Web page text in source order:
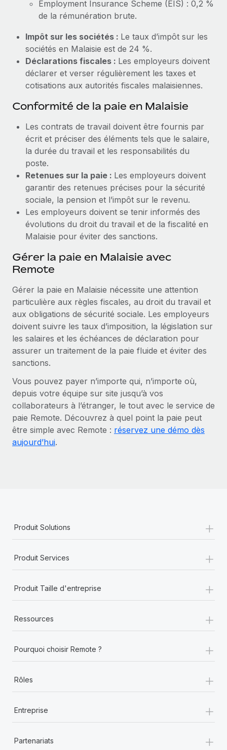
Employment Insurance Scheme (EIS) : 0,2 %
de la rémunération brute.
Impôt sur les sociétés : Le taux d’impôt sur les
sociétés en Malaisie est de 24 %.
Déclarations fiscales : Les employeurs doivent
déclarer et verser régulièrement les taxes et
cotisations aux autorités fiscales malaisiennes.
Conformité de la paie en Malaisie
Les contrats de travail doivent être fournis par
écrit et préciser des éléments tels que le salaire,
la durée du travail et les responsabilités du
poste.
Retenues sur la paie : Les employeurs doivent
garantir des retenues précises pour la sécurité
sociale, la pension et l’impôt sur le revenu.
Les employeurs doivent se tenir informés des
évolutions du droit du travail et de la fiscalité en
Malaisie pour éviter des sanctions.
Gérer la paie en Malaisie avec
Remote
Gérer la paie en Malaisie nécessite une attention
particulière aux règles fiscales, au droit du travail et
aux obligations de sécurité sociale. Les employeurs
doivent suivre les taux d’imposition, la législation sur
les salaires et les échéances de déclaration pour
assurer un traitement de la paie fluide et éviter des
sanctions.
Vous pouvez payer n’importe qui, n’importe où,
depuis votre équipe sur site jusqu’à vos
collaborateurs à l’étranger, le tout avec le service de
paie Remote. Découvrez à quel point la paie peut
être simple avec Remote : réservez une démo dès
aujourd’hui.
Produit Solutions +
Produit Services +
Produit Taille d'entreprise +
Ressources +
Pourquoi choisir Remote ? +
Rôles +
Entreprise +
Partenariats +